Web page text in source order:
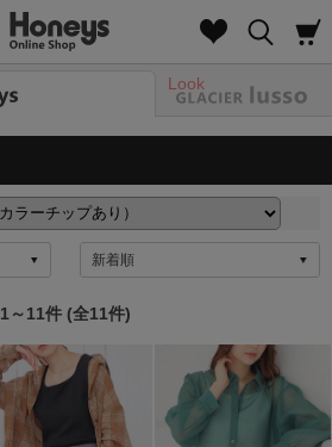
Look
1～11件 (全11件)